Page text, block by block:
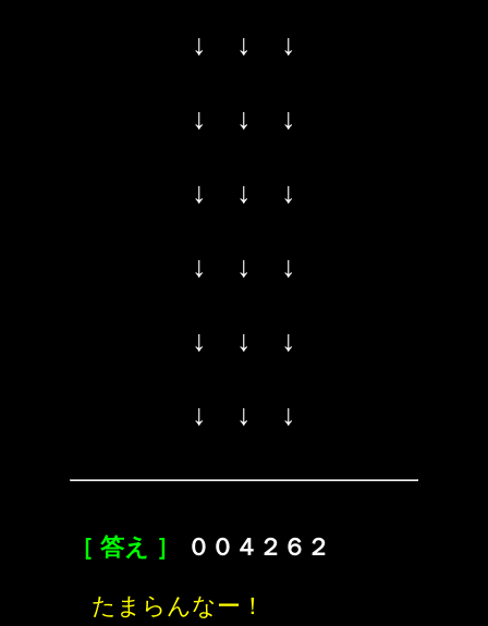
↓ ↓ ↓
↓ ↓ ↓
↓ ↓ ↓
↓ ↓ ↓
↓ ↓ ↓
↓ ↓ ↓
［ 答え ］ ００４２６２
たまらんなー！